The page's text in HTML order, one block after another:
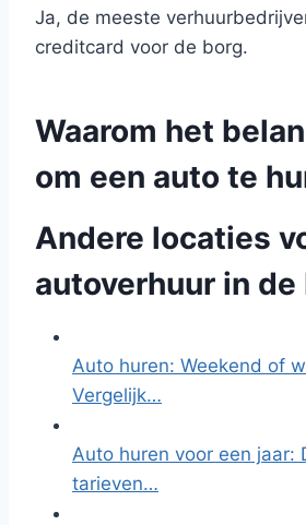
Ja, de meeste
creditcard voor de borg.
Waarom het
om een auto te
Andere locaties
autoverhuur in
Auto huren: Weekend of
Vergelijk…
Auto huren voor een jaar:
tarieven…